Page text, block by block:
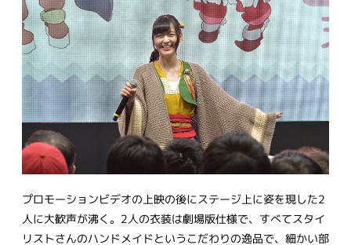
プロモーションビデオの上映の後にステージ上に姿を現した2
人に大歓声が沸く。2人の衣装は劇場版仕様で、すべてスタイ
リストさんのハンドメイドというこだわりの逸品で、細かい部